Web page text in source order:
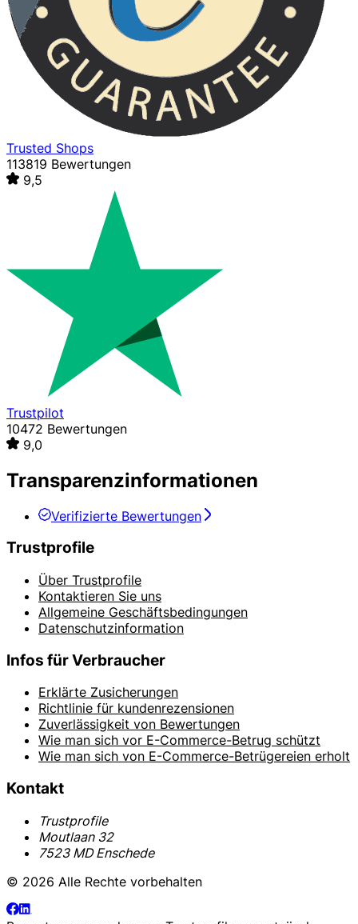
Trusted Shops
113819 Bewertungen
9,5
Trustpilot
10472 Bewertungen
9,0
Transparenzinformationen
Verifizierte Bewertungen
Trustprofile
Über Trustprofile
Kontaktieren Sie uns
Allgemeine Geschäftsbedingungen
Datenschutzinformation
Infos für Verbraucher
Erklärte Zusicherungen
Richtlinie für kundenrezensionen
Zuverlässigkeit von Bewertungen
Wie man sich vor E-Commerce-Betrug schützt
Wie man sich von E-Commerce-Betrügereien erholt
Kontakt
Trustprofile
Moutlaan 32
7523 MD Enschede
© 2026 Alle Rechte vorbehalten